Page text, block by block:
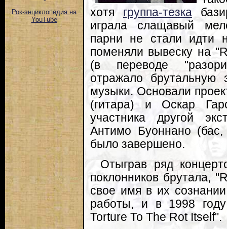
Рок-энциклопедия на
YouTube
хотя группа-тезка
играла слащавый
парни не стали идти
поменяли вывеску на
(в переводе
отражало брутальную
музыки. Основали
(гитара) и Оскар
участника другой
Антимо Буоннано (бас,
было завершено.
Отыграв ряд
поклонников брутала,
свое имя в их
работы, и в 1998
Torture To The Rot Itself".